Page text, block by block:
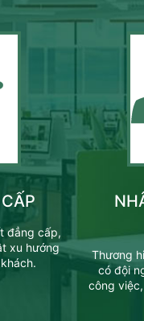
đẳng cấp,
xu hướng
Thương
có đội
công